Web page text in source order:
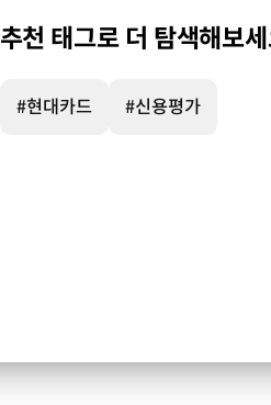
추천 태그로 더 탐색해보
#현대카드 #신용평가